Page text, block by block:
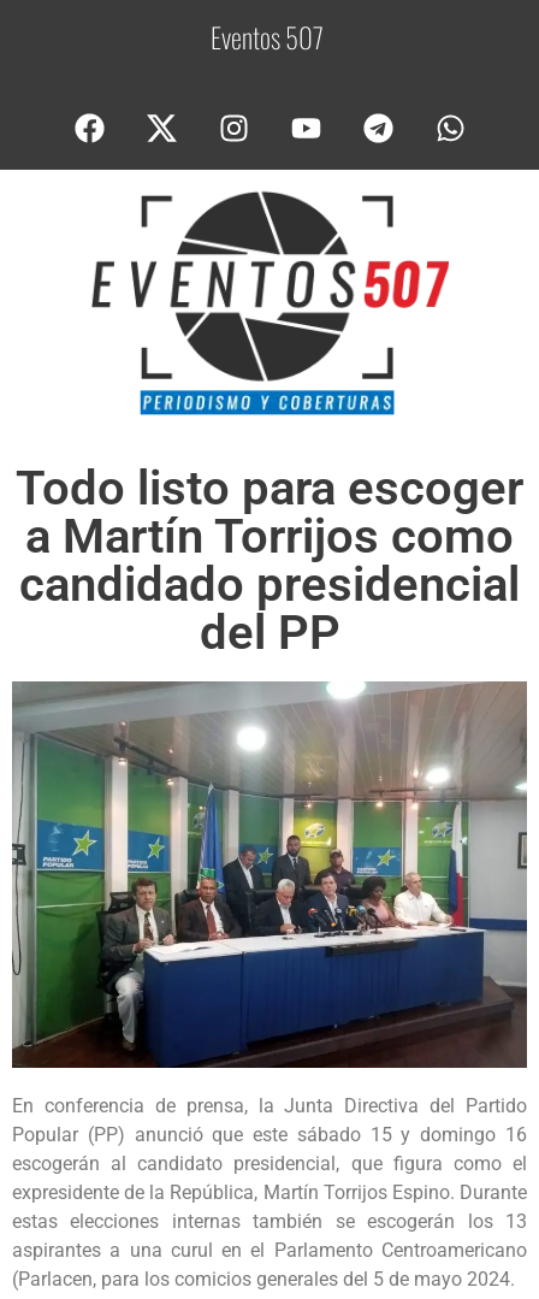
Eventos 507C
Todo listo para escoger
a Martín Torrijos como
candidado presidencial
del PP
En conferencia de prensa, la Junta Directiva del Partido
Popular (PP) anunció que este sábado 15 y domingo 16
escogerán al candidato presidencial, que figura como el
expresidente de la República, Martín Torrijos Espino. Durante
estas elecciones internas también se escogerán los 13
aspirantes a una curul en el Parlamento Centroamericano
(Parlacen, para los comicios generales del 5 de mayo 2024.